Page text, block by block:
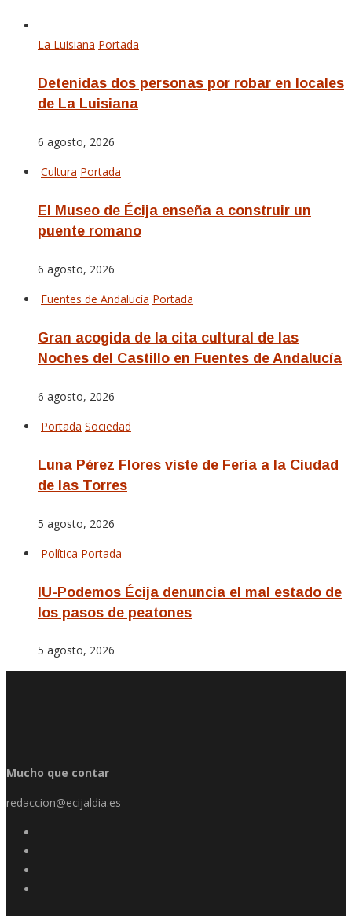
La Luisiana Portada
Detenidas dos personas por robar en locales
de La Luisiana
6 agosto, 2026
Cultura Portada
El Museo de Écija enseña a construir un
puente romano
6 agosto, 2026
Fuentes de Andalucía Portada
Gran acogida de la cita cultural de las
Noches del Castillo en Fuentes de Andalucía
6 agosto, 2026
Portada Sociedad
Luna Pérez Flores viste de Feria a la Ciudad
de las Torres
5 agosto, 2026
Política Portada
IU-Podemos Écija denuncia el mal estado de
los pasos de peatones
5 agosto, 2026
Mucho que contar
redaccion@ecijaldia.es